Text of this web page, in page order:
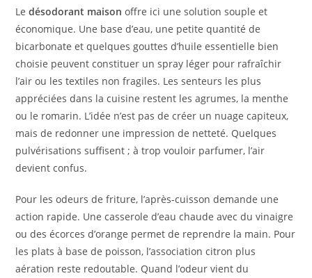
Ledésodorant maison offre ici une solution souple et
économique. Une base d’eau, une petite quantité de
bicarbonate et quelques gouttes d’huile essentielle bien
choisie peuvent constituer un spray léger pour rafraîchir
l’air ou les textiles non fragiles. Les senteurs les plus
appréciées dans la cuisine restent les agrumes, la menthe
ou le romarin. L’idée n’est pas de créer un nuage capiteux,
mais de redonner une impression de netteté. Quelques
pulvérisations suffisent ; à trop vouloir parfumer, l’air
devient confus.
Pour les odeurs de friture, l’après-cuisson demande une
action rapide. Une casserole d’eau chaude avec du vinaigre
ou des écorces d’orange permet de reprendre la main. Pour
les plats à base de poisson, l’association citron plus
aération reste redoutable. Quand l’odeur vient du